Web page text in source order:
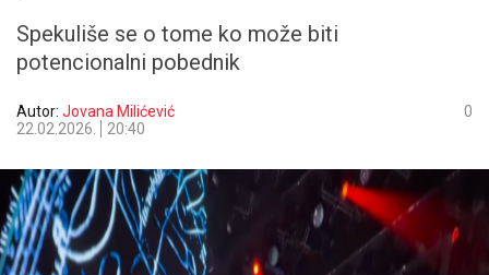
Spekuliše se o tome ko može biti
potencionalni pobednik
Autor: Jovana Milićević
22.02.2026.
20:40
0